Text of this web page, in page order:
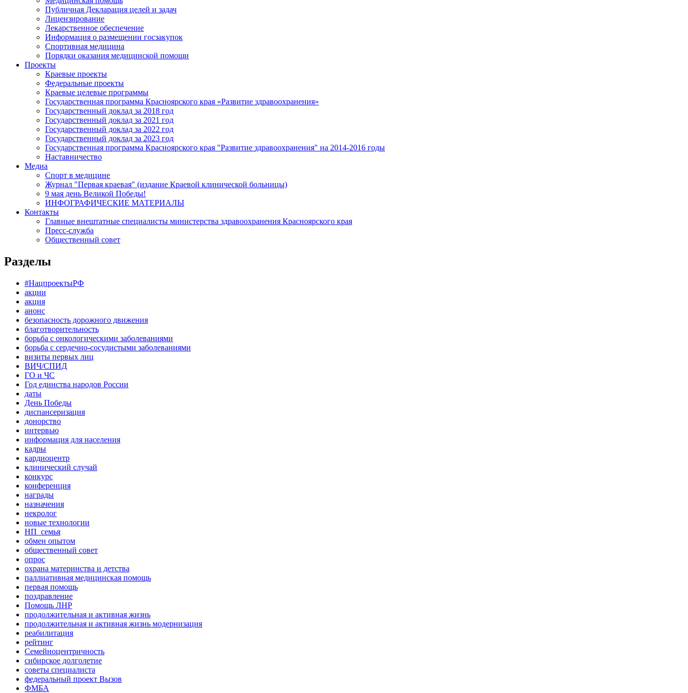
Публичная Декларация целей и задач
Лицензирование
Лекарственное обеспечение
Информация о размещении госзакупок
Спортивная медицина
Порядки оказания медицинской помощи
Проекты
Краевые проекты
Федеральные проекты
Краевые целевые программы
Государственная программа Красноярского края «Развитие здравоохранения»
Государственный доклад за 2018 год
Государственный доклад за 2021 год
Государственный доклад за 2022 год
Государственный доклад за 2023 год
Государственная программа Красноярского края "Развитие здравоохранения" на 2014-2016 годы
Наставничество
Медиа
Спорт в медицине
Журнал "Первая краевая" (издание Краевой клинической больницы)
9 мая день Великой Победы!
ИНФОГРАФИЧЕСКИЕ МАТЕРИАЛЫ
Контакты
Главные внештатные специалисты министерства здравоохранения Красноярского края
Пресс-служба
Общественный совет
Разделы
#НацпроектыРФ
акции
акция
анонс
безопасность дорожного движения
благотворительность
борьба с онкологическими заболеваниями
борьба с сердечно-сосудистыми заболеваниями
визиты первых лиц
ВИЧ/СПИД
ГО и ЧС
Год единства народов России
даты
День Победы
диспансеризация
донорство
интервью
информация для населения
кадры
кардиоцентр
клинический случай
конкурс
конференция
награды
назначения
некролог
новые технологии
НП_семья
обмен опытом
общественный совет
опрос
охрана материнства и детства
паллиативная медицинская помощь
первая помощь
поздравление
Помощь ЛНР
продолжительная и активная жизнь
продолжительная и активная жизнь модернизация
реабилитация
рейтинг
Семейноцентричность
сибирское долголетие
советы специалиста
федеральный проект Вызов
ФМБА